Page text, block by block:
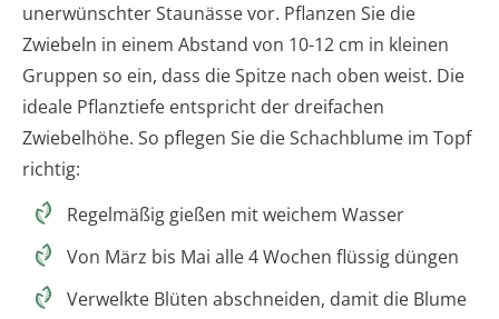
unerwünschter Staunässe vor. Pflanzen Sie die
Zwiebeln in einem Abstand von 10-12 cm in kleinen
Gruppen so ein, dass die Spitze nach oben weist. Die
ideale Pflanztiefe entspricht der dreifachen
Zwiebelhöhe. So pflegen Sie die Schachblume im Topf
richtig:
Regelmäßig gießen mit weichem Wasser
Von März bis Mai alle 4 Wochen flüssig düngen
Verwelkte Blüten abschneiden, damit die Blume